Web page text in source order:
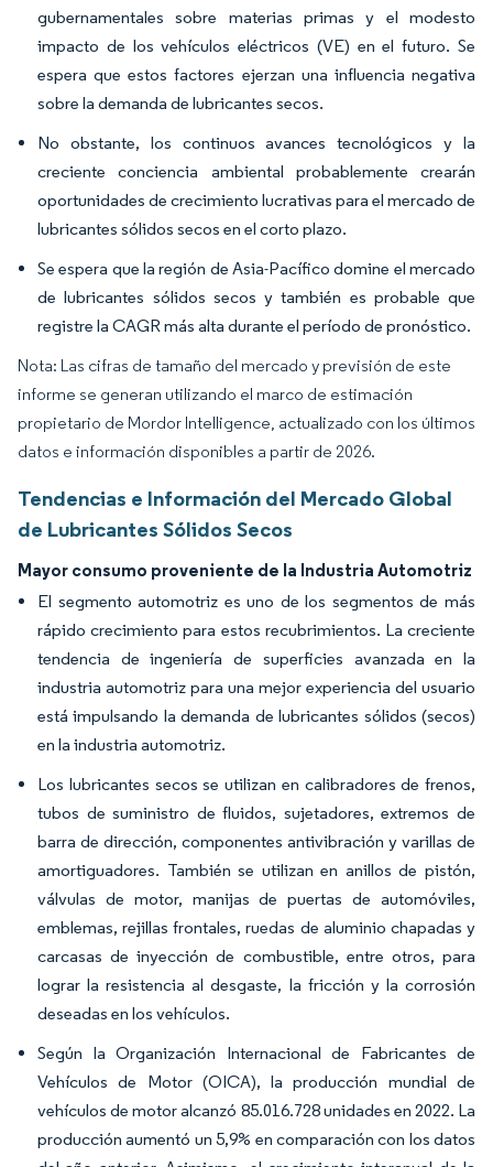
gubernamentales sobre materias primas y el modesto
impacto de los vehículos eléctricos (VE) en el futuro. Se
espera que estos factores ejerzan una influencia negativa
sobre la demanda de lubricantes secos.
No obstante, los continuos avances tecnológicos y la
creciente conciencia ambiental probablemente crearán
oportunidades de crecimiento lucrativas para el mercado de
lubricantes sólidos secos en el corto plazo.
Se espera que la región de Asia-Pacífico domine el mercado
de lubricantes sólidos secos y también es probable que
registre la CAGR más alta durante el período de pronóstico.
Nota: Las cifras de tamaño del mercado y previsión de este
informe se generan utilizando el marco de estimación
propietario de Mordor Intelligence, actualizado con los últimos
datos e información disponibles a partir de 2026.
Tendencias e Información del Mercado Global
de Lubricantes Sólidos Secos
Mayor consumo proveniente de la Industria Automotriz
El segmento automotriz es uno de los segmentos de más
rápido crecimiento para estos recubrimientos. La creciente
tendencia de ingeniería de superficies avanzada en la
industria automotriz para una mejor experiencia del usuario
está impulsando la demanda de lubricantes sólidos (secos)
en la industria automotriz.
Los lubricantes secos se utilizan en calibradores de frenos,
tubos de suministro de fluidos, sujetadores, extremos de
barra de dirección, componentes antivibración y varillas de
amortiguadores. También se utilizan en anillos de pistón,
válvulas de motor, manijas de puertas de automóviles,
emblemas, rejillas frontales, ruedas de aluminio chapadas y
carcasas de inyección de combustible, entre otros, para
lograr la resistencia al desgaste, la fricción y la corrosión
deseadas en los vehículos.
Según la Organización Internacional de Fabricantes de
Vehículos de Motor (OICA), la producción mundial de
vehículos de motor alcanzó 85.016.728 unidades en 2022. La
producción aumentó un 5,9% en comparación con los datos